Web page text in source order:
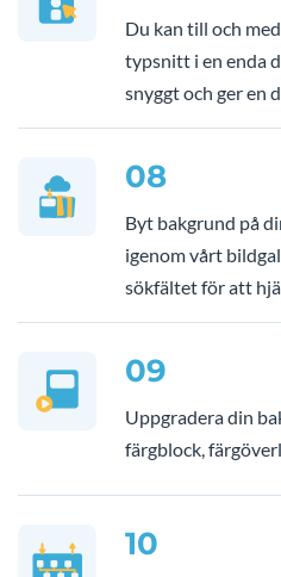
Du kan till och
typsnitt i en enda
snyggt och ger en
08
Byt bakgrund på
igenom vårt
sökfältet för att
09
Uppgradera din
färgblock,
10